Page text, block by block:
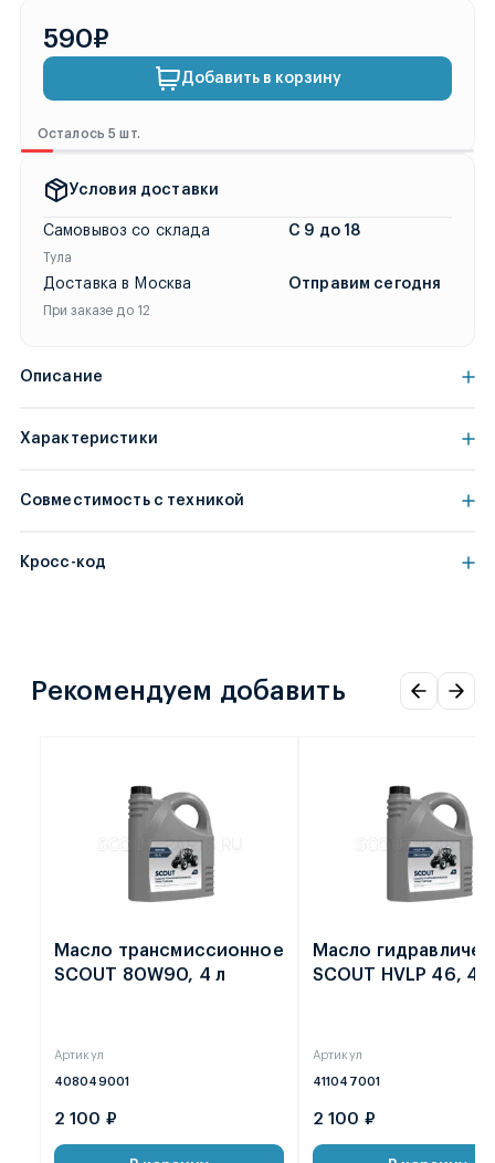
590₽
Добавить в корзину
Осталось 5 шт.
Условия доставки
Самовывоз со склада
Тула
С 9 до 18
Доставка в Москва
При заказе до 12
Отправим сегодня
Описание
Характеристики
Совместимость с техникой
Кросс-код
Рекомендуем добавить
Масло трансмиссионное
SCOUT 80W90, 4 л
Артикул
408049001
2 100 ₽
Масло
SCOUT HVLP 46, 4 л
Артикул
411047001
2 100 ₽